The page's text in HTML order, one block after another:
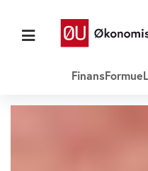
FinansFormue